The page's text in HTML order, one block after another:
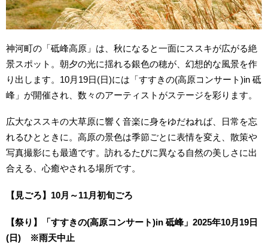
神河町の「砥峰高原」は、秋になると一面にススキが広がる絶
景スポット。朝夕の光に揺れる銀色の穂が、幻想的な風景を作
り出します。10月19日(日)には「すすきの(高原コンサート)in 砥
峰」が開催され、数々のアーティストがステージを彩ります。
広大なススキの大草原に響く音楽に身をゆだねれば、日常を忘
れるひとときに。高原の景色は季節ごとに表情を変え、散策や
写真撮影にも最適です。訪れるたびに異なる自然の美しさに出
合える、心癒やされる場所です。
【見ごろ】10月～11月初旬ごろ
【祭り】「すすきの(高原コンサート)in 砥峰」2025年10月19日
(日) ※雨天中止